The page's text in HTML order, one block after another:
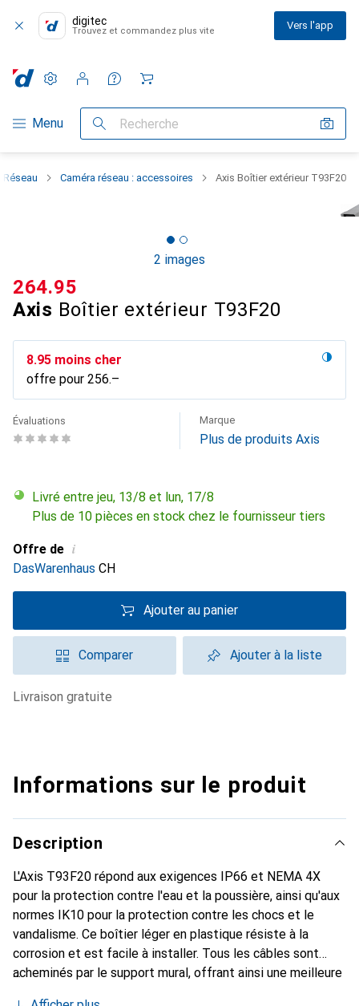
digitec
Trouvez et commandez plus vite Vers l'app
Navigation par catégorie
Menu Recherche
Paramètres
Compte client
Listes de comparaison
Listes d'envies
Panier
Réseau Caméra réseau : accessoires Axis Boîtier extérieur T93F20
2 images
Axis Boîtier extérieur T93F20
CHF
264.95
CHF
8.95 moins cher
offre pour CHF
256.–
Évaluations Marque
Plus de produits Axis
Livré entre jeu, 13/8 et lun, 17/8
Plus de 10 pièces en stock chez le fournisseur tiers
Offre de i
DasWarenhaus CH
Ajouter au panier
Comparer Ajouter à la liste
livraison gratuite
Informations sur le produit
Description
L'Axis T93F20 répond aux exigences IP66 et NEMA 4X
pour la protection contre l'eau et la poussière, ainsi qu'aux
normes IK10 pour la protection contre les chocs et le
vandalisme. Ce boîtier léger en plastique résiste à la
corrosion et est facile à installer. Tous les câbles sont
acheminés par le support mural, offrant ainsi une meilleure